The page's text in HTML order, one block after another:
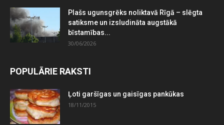
Plašs ugunsgrēks noliktavā Rīgā – slēgta
satiksme un izsludināta augstākā
bīstamības...
30/06/2026
POPULĀRIE RAKSTI
Ļoti garšīgas un gaisīgas pankūkas
18/11/2015